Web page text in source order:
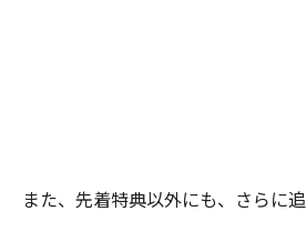
また、先着特典以外にも、さらに